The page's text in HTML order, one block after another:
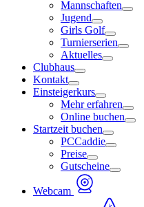
Mannschaften
Jugend
Girls Golf
Turnierserien
Aktuelles
Clubhaus
Kontakt
Einsteigerkurs
Mehr erfahren
Online buchen
Startzeit buchen
PCCaddie
Preise
Gutscheine
Webcam